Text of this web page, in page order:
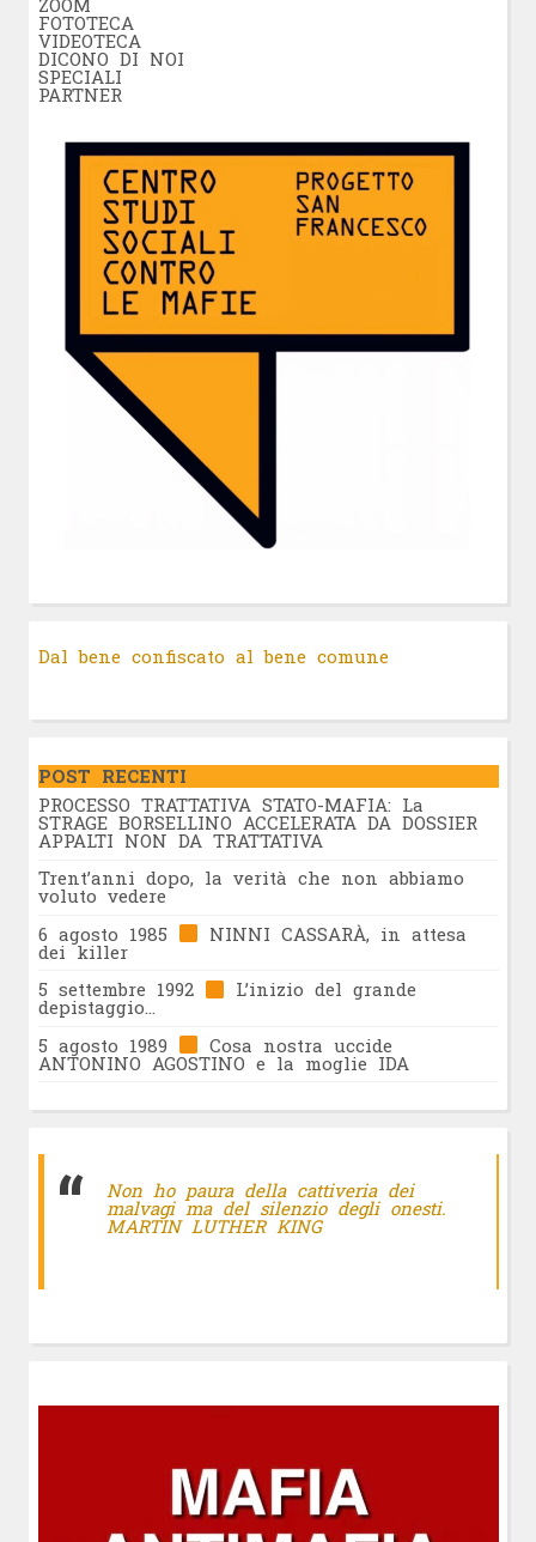
FOTOTECA
VIDEOTECA
DICONO DI NOI
SPECIALI
PARTNER
Dal bene confiscato al bene comune
POST RECENTI
PROCESSO TRATTATIVA STATO-MAFIA: La
STRAGE BORSELLINO ACCELERATA DA DOSSIER
APPALTI NON DA TRATTATIVA
Trent’anni dopo, la verità che non abbiamo
voluto vedere
6 agosto 1985
NINNI CASSARÀ, in attesa
dei killer
5 settembre 1992
L’inizio del grande
depistaggio…
5 agosto 1989
Cosa nostra uccide
ANTONINO AGOSTINO e la moglie IDA
Non ho paura della cattiveria dei
malvagi ma del silenzio degli onesti.
MARTIN LUTHER KING